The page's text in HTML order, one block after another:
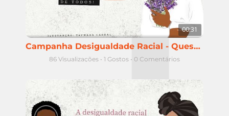
00:31
Campanha Desigualdade Racial - Questão racial em Goiânia
86 Visualizações • 1 Gostos • 0 Comentários